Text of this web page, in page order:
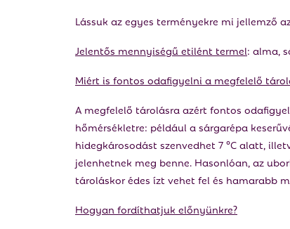
Lássuk az egyes terményekre mi jellemző
Jelentős mennyiségű etilént termel: alma,
Miért is fontos odafigyelni a megfelelő
A megfelelő tárolásra azért fontos
hőmérsékletre: például a sárgarépa
hidegkárosodást szenvedhet 7 °C alatt,
jelenhetnek meg benne. Hasonlóan, az
tároláskor édes ízt vehet fel és hamarabb
Hogyan fordíthatjuk előnyünkre?